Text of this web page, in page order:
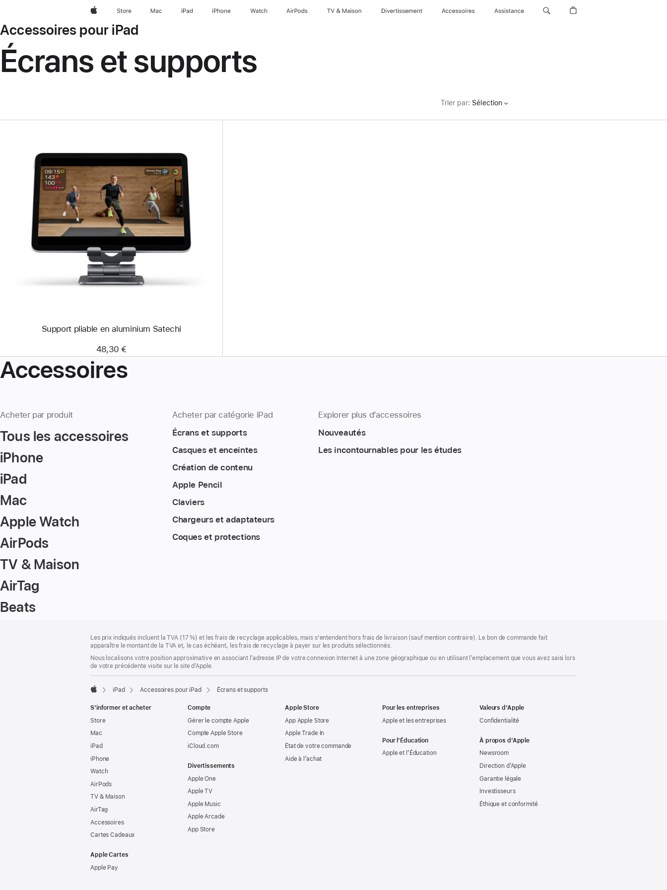
AppleStore Mac iPad iPhone Watch AirPods TV & Maison Divertissements Accessoires Assistance
Accessoires pour iPad
Écrans et supports
Trier par: Sélection
Précédent
Image
-
Support
en
aluminium
Satechi
Support pliable en aluminium Satechi
48,30 €
Accessoires
Acheter par produit
Tous les accessoires
iPhone
iPad
Mac
Apple Watch
AirPods
TV & Maison
AirTag
Beats
Acheter par catégorie iPad
Écrans et supports
Casques et enceintes
Création de contenu
Apple Pencil
Claviers
Chargeurs et adaptateurs
Coques et protections
Explorer plus d’accessoires
Nouveautés
Les incontournables pour les études
de
page
de
bas
de
page
Les prix indiqués incluent la TVA (17 %) et les frais de recyclage applicables, mais s'entendent hors frais de livraison (sauf mention contraire). Le bon de commande fait
apparaître le montant de la TVA et, le cas échéant, les frais de recyclage à payer sur les produits sélectionnés.
Nous localisons votre position approximative en associant l’adresse IP de votre connexion Internet à une zone géographique ou en utilisant l’emplacement que vous avez saisi lors
de votre précédente visite sur le site d’Apple.
iPad Accessoires pour iPad Écrans et supports
S’informer et acheter
Store
Mac
iPad
iPhone
Watch
AirPods
TV & Maison
AirTag
Accessoires
Cartes Cadeaux
Apple Cartes
Apple Pay
Compte
Gérer le compte Apple
Compte Apple Store
iCloud.com
Divertissements
Apple One
Apple TV
Apple Music
Apple Arcade
App Store
Apple Store
App Apple Store
Apple Trade In
État de votre commande
Aide à l’achat
Pour les entreprises
Apple et les entreprises
Pour l’Éducation
Apple et l’Éducation
Valeurs d’Apple
Confidentialité
À propos d’Apple
Newsroom
Direction d’Apple
Garantie légale
Investisseurs
Éthique et conformité